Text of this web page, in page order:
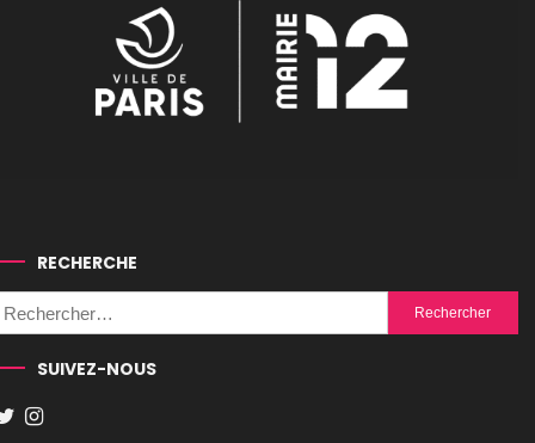
RECHERCHE
Rechercher :
SUIVEZ-NOUS